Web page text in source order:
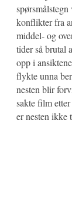
konflikter fra
middel- og
tider så brutal
opp i
flykte unna
nesten blir
sakte film
er nesten ikke